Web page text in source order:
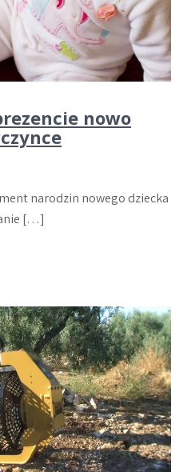
nowo
narodzin nowego dziecka
[…]